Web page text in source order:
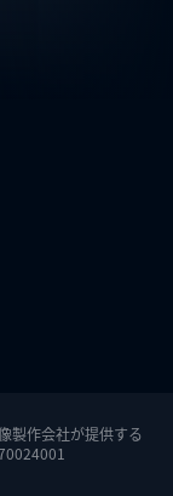
製作会社が提供する